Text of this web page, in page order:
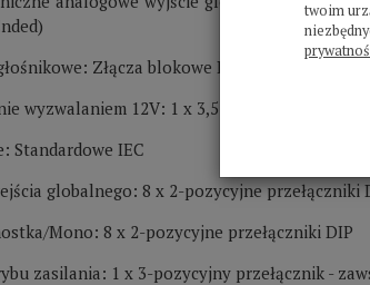
Złącza blokowe Phoenix,
wyzwalaniem 12V: 1 x 3,5 mm (wejście); 1 x
Standardowe IEC
globalnego: 8 x 2-pozycyjne przełączniki
Mono: 8 x 2-pozycyjne przełączniki DIP
zasilania: 1 x 3-pozycyjny przełącznik -
twoim